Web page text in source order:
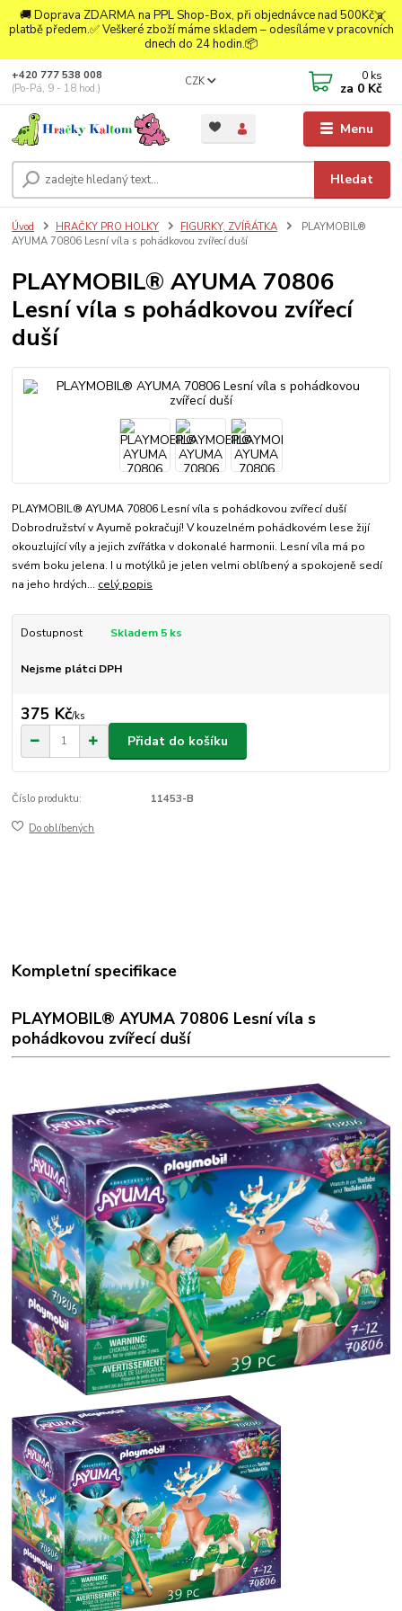
🚚 Doprava ZDARMA na PPL Shop-Box, při objednávce nad 500Kč a
platbě předem.✅ Veškeré zboží máme skladem – odesíláme v pracovních
dnech do 24 hodin.📦
Menu
CZK
Hledat
+420 777 538 008
(Po-Pá, 9 - 18 hod.)
0 ks
za 0 Kč
Úvod HRAČKY PRO HOLKY FIGURKY, ZVÍŘÁTKA
PLAYMOBIL®
AYUMA 70806 Lesní víla s pohádkovou zvířecí duší
PLAYMOBIL® AYUMA 70806
Lesní víla s pohádkovou zvířecí
duší
PLAYMOBIL® AYUMA 70806 Lesní víla s pohádkovou zvířecí duší
Dobrodružství v Ayumě pokračují! V kouzelném pohádkovém lese žijí
okouzlující víly a jejich zvířátka v dokonalé harmonii. Lesní víla má po
svém boku jelena. I u motýlků je jelen velmi oblíbený a spokojeně sedí
na jeho hrdých... celý popis
Dostupnost Skladem 5 ks
Nejsme plátci DPH
375 Kč/ks
Přidat do košíku
Číslo produktu: 11453-B
Do oblíbených
Kompletní specifikace
PLAYMOBIL® AYUMA 70806 Lesní víla s
pohádkovou zvířecí duší